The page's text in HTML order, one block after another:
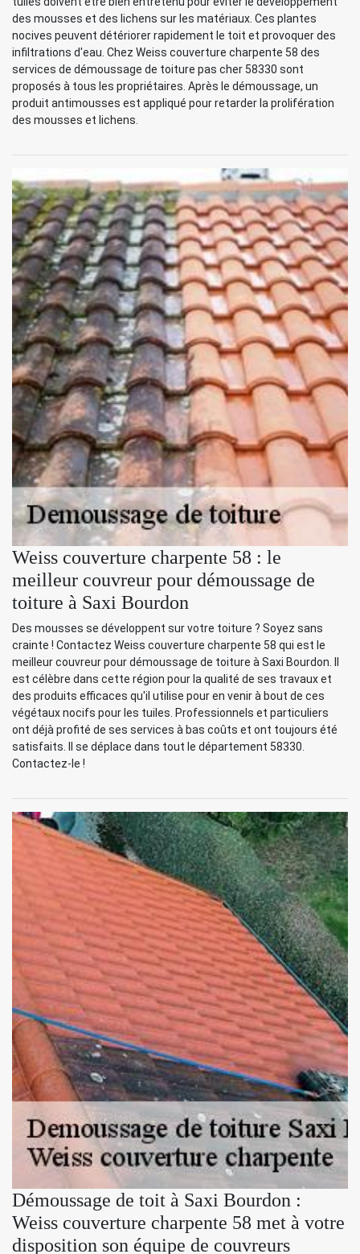
des mousses et des lichens sur les matériaux. Ces plantes
nocives peuvent détériorer rapidement le toit et provoquer des
infiltrations d'eau. Chez Weiss couverture charpente 58 des
services de démoussage de toiture pas cher 58330 sont
proposés à tous les propriétaires. Après le démoussage, un
produit antimousses est appliqué pour retarder la prolifération
des mousses et lichens.
Weiss couverture charpente 58 : le
meilleur couvreur pour démoussage de
toiture à Saxi Bourdon
Des mousses se développent sur votre toiture ? Soyez sans
crainte ! Contactez Weiss couverture charpente 58 qui est le
meilleur couvreur pour démoussage de toiture à Saxi Bourdon. Il
est célèbre dans cette région pour la qualité de ses travaux et
des produits efficaces qu'il utilise pour en venir à bout de ces
végétaux nocifs pour les tuiles. Professionnels et particuliers
ont déjà profité de ses services à bas coûts et ont toujours été
satisfaits. Il se déplace dans tout le département 58330.
Contactez-le !
Démoussage de toit à Saxi Bourdon :
Weiss couverture charpente 58 met à votre
disposition son équipe de couvreurs